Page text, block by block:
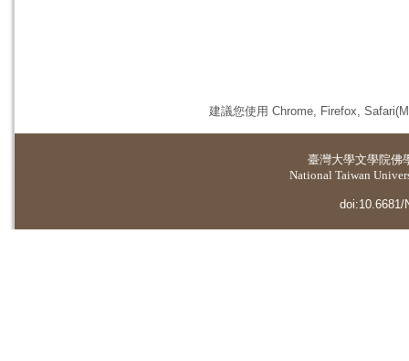
建議您使用 Chrome, Firefox,
臺灣大學文學院佛
National Taiwan
doi:10.6681/